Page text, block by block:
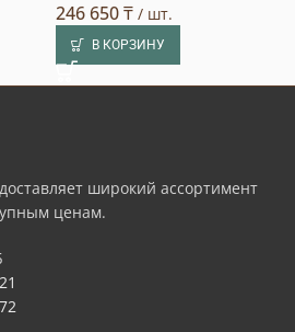
246 650₸ / шт.
В КОРЗИНУ
широкий ассортимент
ценам.